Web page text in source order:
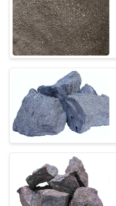
의
하
기
조